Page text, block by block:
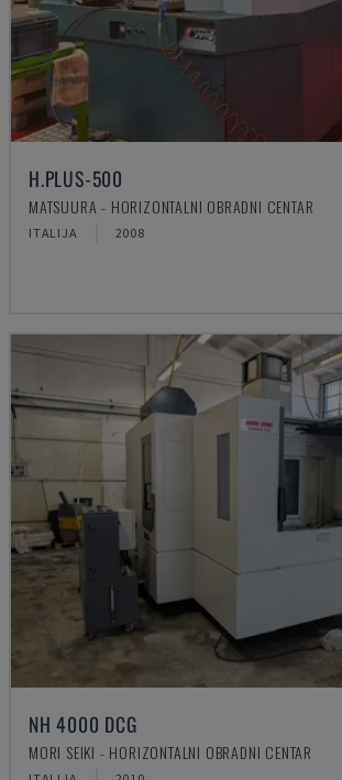
H.PLUS-500
MATSUURA - HORIZONTALNI OBRADNI CENTAR
ITALIJA 2008
NH 4000 DCG
MORI SEIKI - HORIZONTALNI OBRADNI CENTAR